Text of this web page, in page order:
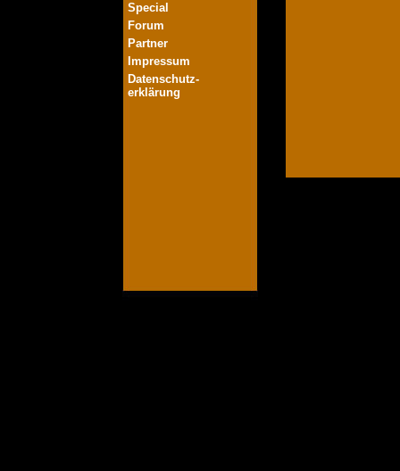
Special
Forum
Partner
Impressum
Datenschutz-
erklärung